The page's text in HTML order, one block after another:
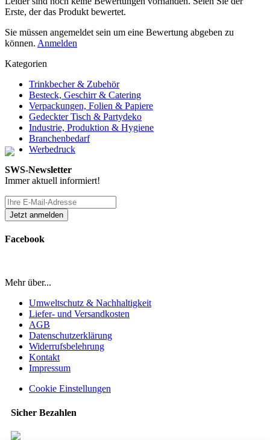
Erste, der das Produkt bewertet.
Sie müssen angemeldet sein um eine Bewertung abgeben zu
können. Anmelden
Kategorien
Trinkbecher & Zubehör
Besteck, Geschirr & Catering
Verpackungen, Folien & Papiere
Gedeckter Tisch & Partydeko
Industrie, Produktion & Hygiene
Branchenbedarf
Werbedruck
SWS-Newsletter
Immer aktuell informiert!
Facebook
Mehr über...
Umweltschutz & Nachhaltigkeit
Liefer- und Versandkosten
AGB
Datenschutzerklärung
Widerrufsbelehrung
Kontakt
Impressum
Cookie Einstellungen
Sicher Bezahlen